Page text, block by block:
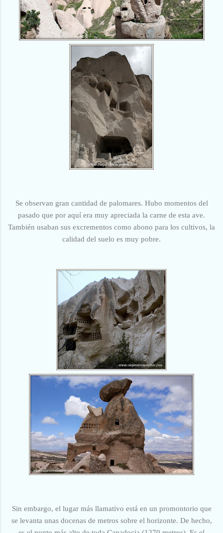
Se observan gran cantidad de palomares. Hubo momentos del
pasado que por aquí era muy apreciada la carne de esta ave.
También usaban sus excrementos como abono para los cultivos, la
calidad del suelo es muy pobre.
Sin embargo, el lugar más llamativo está en un promontorio que
se levanta unas docenas de metros sobre el horizonte. De hecho,